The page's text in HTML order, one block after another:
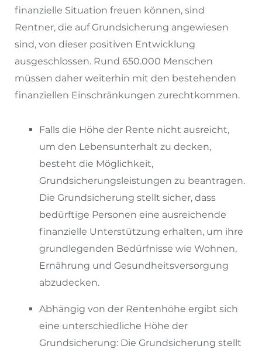
finanzielle Situation freuen können, sind
Rentner, die auf Grundsicherung angewiesen
sind, von dieser positiven Entwicklung
ausgeschlossen. Rund 650.000 Menschen
müssen daher weiterhin mit den bestehenden
finanziellen Einschränkungen zurechtkommen.
Falls die Höhe der Rente nicht ausreicht,
um den Lebensunterhalt zu decken,
besteht die Möglichkeit,
Grundsicherungsleistungen zu beantragen.
Die Grundsicherung stellt sicher, dass
bedürftige Personen eine ausreichende
finanzielle Unterstützung erhalten, um ihre
grundlegenden Bedürfnisse wie Wohnen,
Ernährung und Gesundheitsversorgung
abzudecken.
Abhängig von der Rentenhöhe ergibt sich
eine unterschiedliche Höhe der
Grundsicherung: Die Grundsicherung stellt